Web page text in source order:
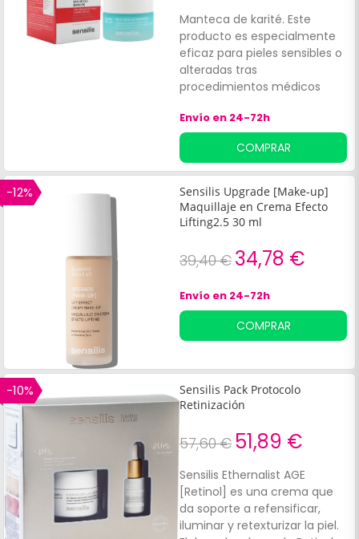
Manteca de karité. Este
producto es especialmente
eficaz para pieles sensibles o
alteradas tras
procedimientos médicos
para aquellas con sequedad
o sensibilidad, incluyendo
tendencia a condiciones
como la rosácea.
Envío en 24-72h
COMPRAR
-12%
Sensilis Upgrade [Make-up]
Maquillaje en Crema Efecto
Lifting2.5 30 ml
39,40 € 34,78 €
Envío en 24-72h
COMPRAR
-10%
Sensilis Pack Protocolo
Retinización
57,60 € 51,89 €
Sensilis Ethernalist AGE
[Retinol] es una crema que
da soporte a refensificar,
iluminar y retexturizar la piel.